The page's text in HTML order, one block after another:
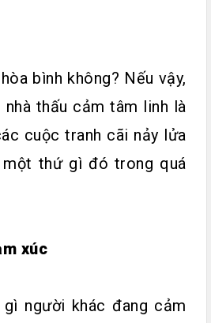
bình không? Nếu vậy,
thấu cảm tâm linh là
cuộc tranh cãi nảy lửa
thứ gì đó trong quá
xúc
người khác đang cảm